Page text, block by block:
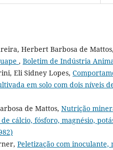
Herbert Barbosa de Mattos,
, Boletim de Indústria
Eli Sidney Lopes,
em solo com dois níveis
de Mattos, Nutrição
cálcio, fósforo, magnésio,
Peletização com